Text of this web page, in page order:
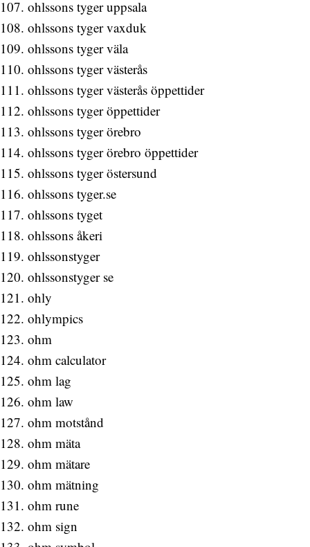
ohlssons tyger uppsala
ohlssons tyger vaxduk
ohlssons tyger väla
ohlssons tyger västerås
ohlssons tyger västerås öppettider
ohlssons tyger öppettider
ohlssons tyger örebro
ohlssons tyger örebro öppettider
ohlssons tyger östersund
ohlssons tyger.se
ohlssons tyget
ohlssons åkeri
ohlssonstyger
ohlssonstyger se
ohly
ohlympics
ohm
ohm calculator
ohm lag
ohm law
ohm motstånd
ohm mäta
ohm mätare
ohm mätning
ohm rune
ohm sign